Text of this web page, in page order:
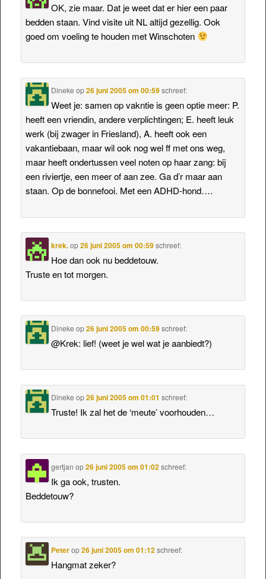
OK, zie maar. Dat je weet dat er hier een paar
bedden staan. Vind visite uit NL altijd gezellig. Ook
goed om voeling te houden met Winschoten
Dineke op26 juni 2005 om 00:59 schreef:
Weet je: samen op vakntie is geen optie meer: P.
heeft een vriendin, andere verplichtingen; E. heeft leuk
werk (bij zwager in Friesland), A. heeft ook een
vakantiebaan, maar wil ook nog wel ff met ons weg,
maar heeft ondertussen veel noten op haar zang: bij
een riviertje, een meer of aan zee. Ga d’r maar aan
staan. Op de bonnefooi. Met een ADHD-hond….
krek.op26 juni 2005 om 00:59 schreef:
Hoe dan ook nu beddetouw.
Truste en tot morgen.
Dineke op26 juni 2005 om 00:59 schreef:
@Krek: lief! (weet je wel wat je aanbiedt?)
Dineke op26 juni 2005 om 01:01 schreef:
Truste! Ik zal het de ‘meute’ voorhouden…
gertjan op26 juni 2005 om 01:02 schreef:
Ik ga ook, trusten.
Beddetouw?
Peterop26 juni 2005 om 01:12 schreef:
Hangmat zeker?